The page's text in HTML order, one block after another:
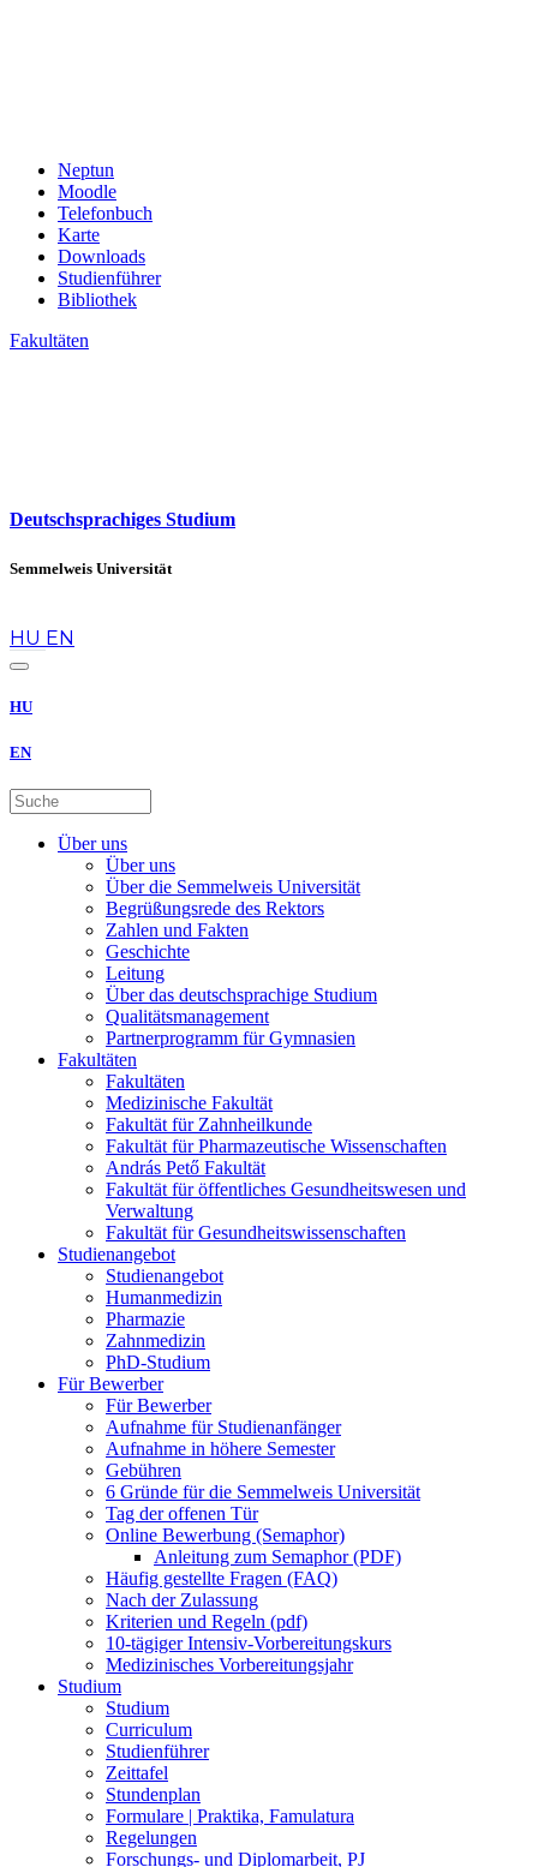
Neptun
Moodle
Telefonbuch
Karte
Downloads
Studienführer
Bibliothek
Fakultäten
Deutschsprachiges Studium
Semmelweis Universität
HU EN
HU
EN
Über uns
Über uns
Über die Semmelweis Universität
Begrüßungsrede des Rektors
Zahlen und Fakten
Geschichte
Leitung
Über das deutschsprachige Studium
Qualitätsmanagement
Partnerprogramm für Gymnasien
Fakultäten
Fakultäten
Medizinische Fakultät
Fakultät für Zahnheilkunde
Fakultät für Pharmazeutische Wissenschaften
András Pető Fakultät
Fakultät für öffentliches Gesundheitswesen und
Verwaltung
Fakultät für Gesundheitswissenschaften
Studienangebot
Studienangebot
Humanmedizin
Pharmazie
Zahnmedizin
PhD-Studium
Für Bewerber
Für Bewerber
Aufnahme für Studienanfänger
Aufnahme in höhere Semester
Gebühren
6 Gründe für die Semmelweis Universität
Tag der offenen Tür
Online Bewerbung (Semaphor)
Anleitung zum Semaphor (PDF)
Häufig gestellte Fragen (FAQ)
Nach der Zulassung
Kriterien und Regeln (pdf)
10-tägiger Intensiv-Vorbereitungskurs
Medizinisches Vorbereitungsjahr
Studium
Studium
Curriculum
Studienführer
Zeittafel
Stundenplan
Formulare | Praktika, Famulatura
Regelungen
Forschungs- und Diplomarbeit, PJ